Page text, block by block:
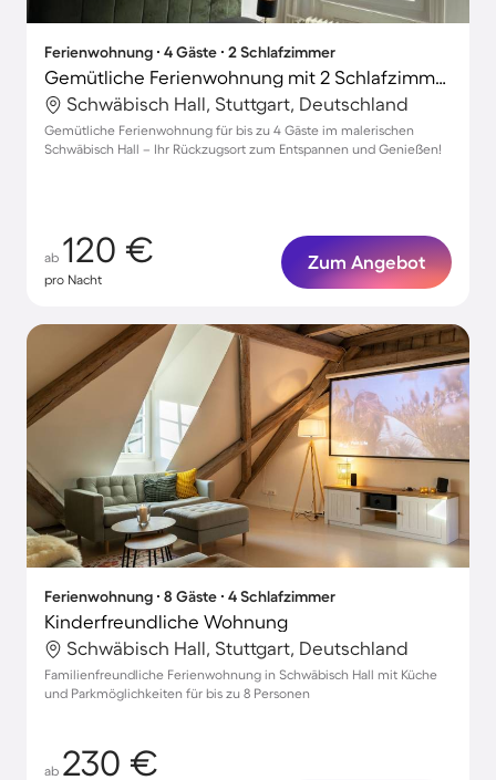
Ferienwohnung ∙ 4 Gäste ∙ 2 Schlafzimmer
Gemütliche Ferienwohnung mit 2 Schlafzimmern für 4 Personen
Schwäbisch Hall, Stuttgart, Deutschland
Gemütliche Ferienwohnung für bis zu 4 Gäste im malerischen
Schwäbisch Hall – Ihr Rückzugsort zum Entspannen und Genießen!
ab 120 €
pro Nacht
Zum Angebot
Ferienwohnung ∙ 8 Gäste ∙ 4 Schlafzimmer
Kinderfreundliche Wohnung
Schwäbisch Hall, Stuttgart, Deutschland
Familienfreundliche Ferienwohnung in Schwäbisch Hall mit Küche
und Parkmöglichkeiten für bis zu 8 Personen
ab 230 €